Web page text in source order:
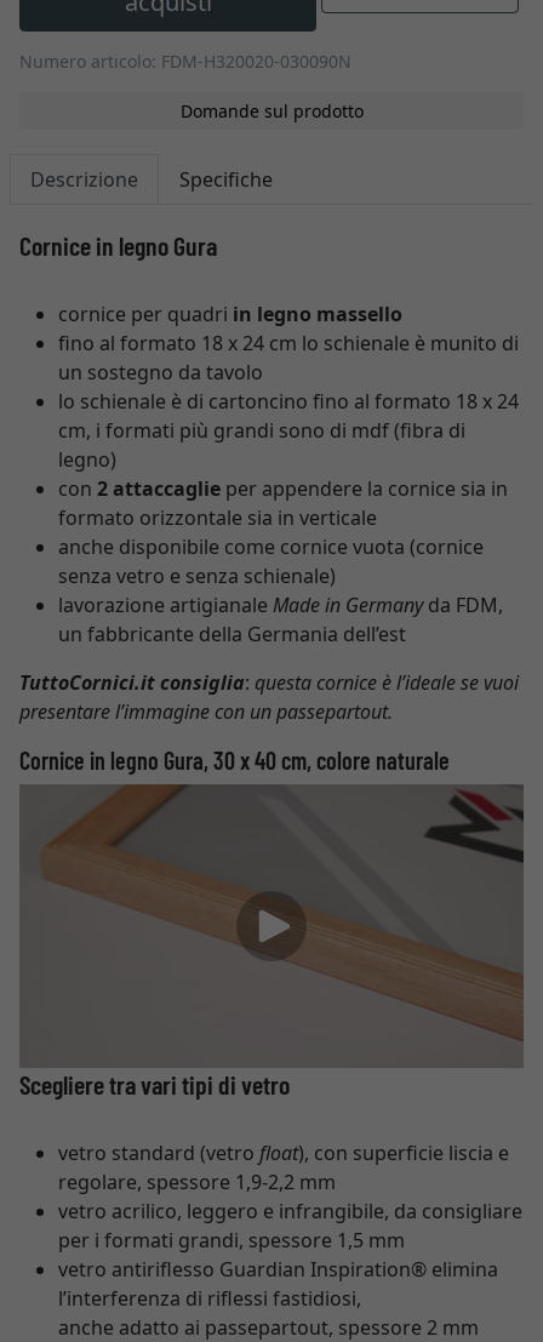
Numero articolo: FDM-H320020-030090N
Domande sul prodotto
Descrizione Specifiche
Cornice in legno Gura
cornice per quadri in legno massello
fino al formato 18 x 24 cm lo schienale è munito di
un sostegno da tavolo
lo schienale è di cartoncino fino al formato 18 x 24
cm, i formati più grandi sono di mdf (fibra di
legno)
con 2 attaccaglie per appendere la cornice sia in
formato orizzontale sia in verticale
anche disponibile come cornice vuota (cornice
senza vetro e senza schienale)
lavorazione artigianale Made in Germanyda FDM,
un fabbricante della Germania dell’est
TuttoCornici.it consiglia: questa cornice è l’ideale se vuoi
presentare l’immagine con un passepartout.
Cornice in legno Gura, 30 x 40 cm, colore naturale
Scegliere tra vari tipi di vetro
vetro standard (vetro float), con superficie liscia e
regolare, spessore 1,9-2,2 mm
vetro acrilico, leggero e infrangibile, da consigliare
per i formati grandi, spessore 1,5 mm
vetro antiriflesso Guardian Inspiration® elimina
l’interferenza di riflessi fastidiosi,
anche adatto ai passepartout, spessore 2 mm